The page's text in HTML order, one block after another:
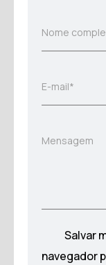
Nome
E-mail*
Mensagem
Salvar
navegador